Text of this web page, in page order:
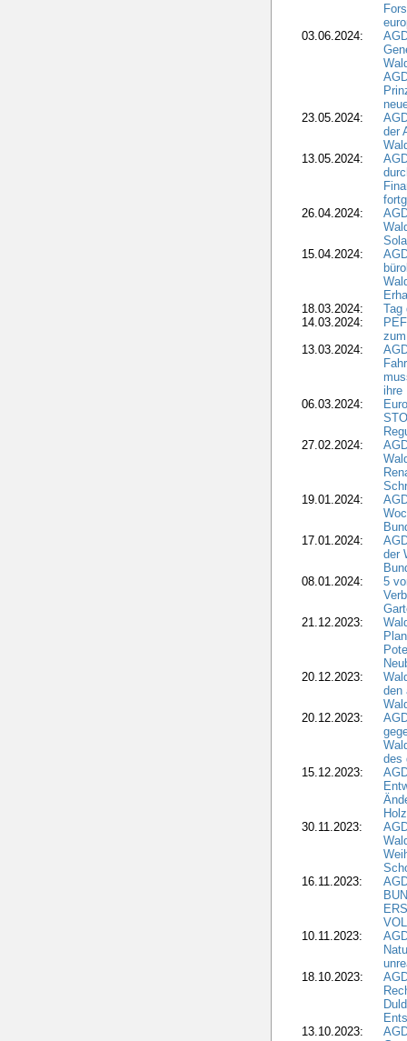
03.06.2024:
23.05.2024:
der
13.05.2024:
26.04.2024:
15.04.2024:
18.03.2024:
Tag
14.03.2024:
13.03.2024:
ihre
06.03.2024:
27.02.2024:
19.01.2024:
17.01.2024:
der
08.01.2024:
5
21.12.2023:
20.12.2023:
den
20.12.2023:
des
15.12.2023:
30.11.2023:
16.11.2023:
10.11.2023:
18.10.2023:
13.10.2023: